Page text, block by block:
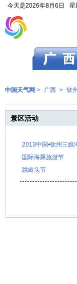
今天是2026年8月6日
星
中国天气网 > 广西 > 钦州
景区活动
2013中国•钦州三娘
国际海豚旅游节
跳岭头节